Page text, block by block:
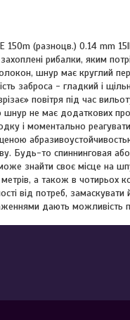
150m (разноцв.) 0.14 mm
рибалки, яким
шнур має круглий
заброса - гладкий і
повітря під час
не має додаткових
і моментально
Будь-то спиннинговая
знайти своє місце на
а також в чотирьох
від потреб, замаскувати
дають можливість